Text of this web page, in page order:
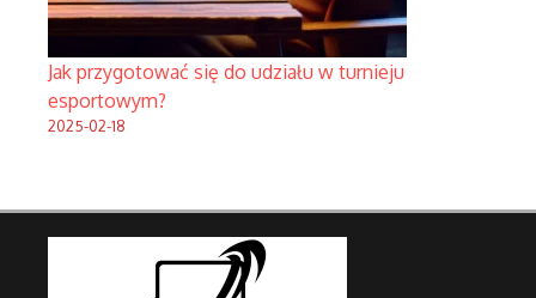
Jak przygotować się do udziału w turnieju
esportowym?
2025-02-18